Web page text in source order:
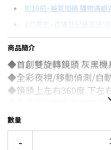
分期數
24期
每期
8/10前~爸氣加碼 購物滿額
8月限定~首購登記最高領
台灣大哥大Open Possible
電視降到底破盤
智慧家電功能有哪些？→點
商品簡介
◆首創雙旋轉鏡頭 灰黑機
◆全彩夜視/移動偵測/自
◆鏡頭上左右360度 下左
◆多功能無死角廣角監控
◆搭贈5米延長線方便安裝
◆最大支援128G不間段
數量
-